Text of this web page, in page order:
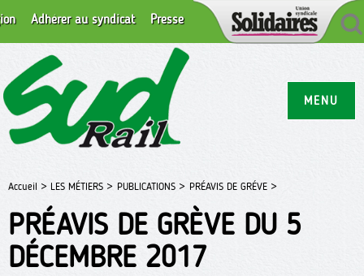
MENU
Adhérer au syndicat Presse
Accueil > LES MÉTIERS > PUBLICATIONS > PRÉAVIS DE GRÉVE >
PRÉAVIS DE GRÈVE DU 5
DÉCEMBRE 2017